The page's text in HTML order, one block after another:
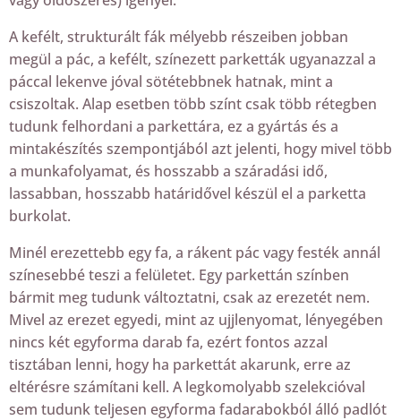
A kefélt, strukturált fák mélyebb részeiben jobban
megül a pác, a kefélt, színezett parketták ugyanazzal a
páccal lekenve jóval sötétebbnek hatnak, mint a
csiszoltak. Alap esetben több színt csak több rétegben
tudunk felhordani a parkettára, ez a gyártás és a
mintakészítés szempontjából azt jelenti, hogy mivel több
a munkafolyamat, és hosszabb a száradási idő,
lassabban, hosszabb határidővel készül el a parketta
burkolat.
Minél erezettebb egy fa, a rákent pác vagy festék annál
színesebbé teszi a felületet. Egy parkettán színben
bármit meg tudunk változtatni, csak az erezetét nem.
Mivel az erezet egyedi, mint az ujjlenyomat, lényegében
nincs két egyforma darab fa, ezért fontos azzal
tisztában lenni, hogy ha parkettát akarunk, erre az
eltérésre számítani kell. A legkomolyabb szelekcióval
sem tudunk teljesen egyforma fadarabokból álló padlót